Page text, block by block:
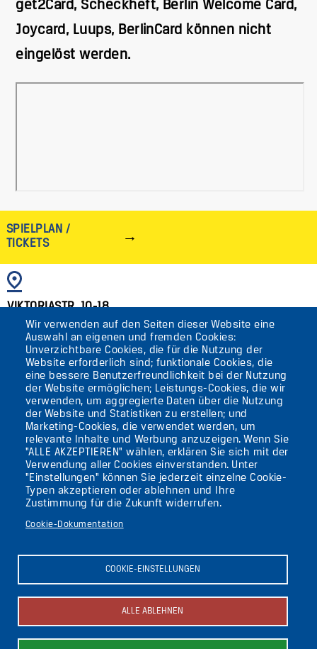
Wir verwenden auf den Seiten dieser Website eine
Auswahl an eigenen und fremden Cookies:
Unverzichtbare Cookies, die für die Nutzung der
Website erforderlich sind; funktionale Cookies, die
eine bessere Benutzerfreundlichkeit bei der Nutzung
der Website ermöglichen; Leistungs-Cookies, die wir
verwenden, um aggregierte Daten über die Nutzung
der Website und Statistiken zu erstellen; und
Marketing-Cookies, die verwendet werden, um
relevante Inhalte und Werbung anzuzeigen. Wenn Sie
"ALLE AKZEPTIEREN" wählen, erklären Sie sich mit der
Verwendung aller Cookies einverstanden. Unter
"Einstellungen" können Sie jederzeit einzelne Cookie-
Typen akzeptieren oder ablehnen und Ihre
Zustimmung für die Zukunft widerrufen.
Cookie-Dokumentation
COOKIE-EINSTELLUNGEN
ALLE ABLEHNEN
get2Card, Scheckheft, Berlin Welcome Card,
Joycard, Luups, BerlinCard können nicht
eingelöst werden.
SPIELPLAN /
TICKETS
BILD
VIKTORIASTR. 10-18
12105 BERLIN
TEMPELHOF
AKTUELLES
KONTAKT
DIE UFAFABRIK
BERLIN
Suche
Secondary
menu
(GERMAN)
Newsletter abonnieren